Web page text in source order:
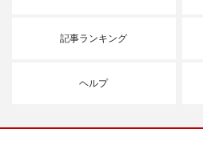
記事ランキング
ヘルプ